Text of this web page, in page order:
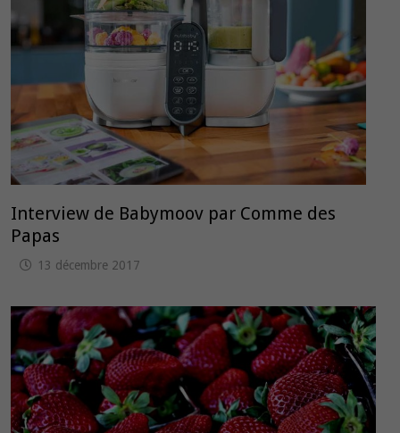
Interview de Babymoov par Comme des
Papas
13 décembre 2017